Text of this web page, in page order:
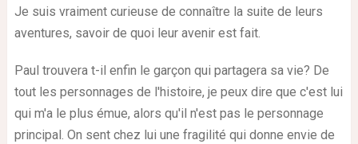
Je suis vraiment curieuse de connaître la suite de leurs
aventures, savoir de quoi leur avenir est fait.
Paul trouvera t-il enfin le garçon qui partagera sa vie? De
tout les personnages de l'histoire, je peux dire que c'est lui
qui m'a le plus émue, alors qu'il n'est pas le personnage
principal. On sent chez lui une fragilité qui donne envie de